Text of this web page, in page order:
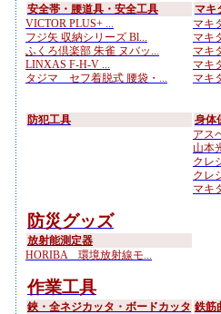
安全帯・腰道具・安全工具
VICTOR PLUS+ ...
フジ矢 収納シリーズ Bl...
ふくろ倶楽部 朱雀 ヌバッ...
LINXAS F-H-V ...
タジマ セフ着脱式 腰袋・...
マキ
マキ
マキ
マキ
マキ
マキ
防犯工具
身体
アス
山本
クレ
クレ
マキ
防災グッズ
放射能測定器
HORIBA 環境放射線モ...
作業工具
鋏・全ネジカッタ・ボードカッタ 鉄筋